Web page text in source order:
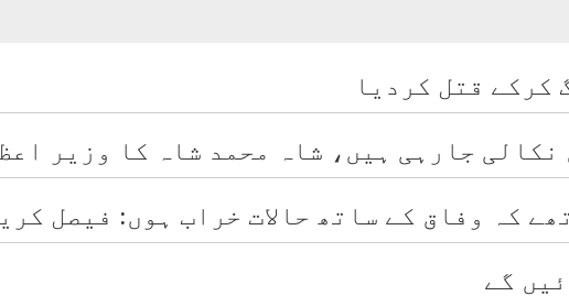
کرکے قتل کردیا
جارہی ہیں، شاہ محمد شاہ کا وزیر
کہ وفاق کے ساتھ حالات خراب ہوں: فیصل
گے